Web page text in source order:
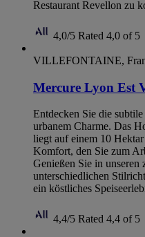
Restaurant Revellon zu
4,0/5 Rated 4,0 of 5
VILLEFONTAINE,
Mercure Lyon Est
Entdecken Sie die
urbanem Charme. Das
liegt auf einem 10
Komfort, den Sie zum
Genießen Sie in unseren
unterschiedlichen
ein köstliches
4,4/5 Rated 4,4 of 5